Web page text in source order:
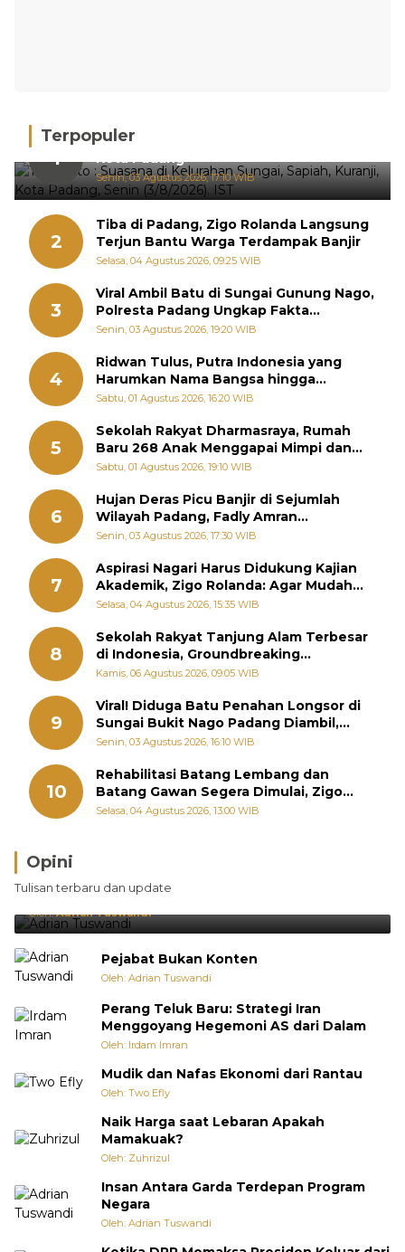
Terpopuler
1
Hujan Deras, 15 Titik Banjir Terdeteksi di
Kota Padang
Senin, 03 Agustus 2026, 17:10 WIB
2
Tiba di Padang, Zigo Rolanda Langsung
Terjun Bantu Warga Terdampak Banjir
Selasa, 04 Agustus 2026, 09:25 WIB
3
Viral Ambil Batu di Sungai Gunung Nago,
Polresta Padang Ungkap Fakta
Sebenarnya
Senin, 03 Agustus 2026, 19:20 WIB
4
Ridwan Tulus, Putra Indonesia yang
Harumkan Nama Bangsa hingga
Diabadikan dalam Buku Jepang
Sabtu, 01 Agustus 2026, 16:20 WIB
5
Sekolah Rakyat Dharmasraya, Rumah
Baru 268 Anak Menggapai Mimpi dan
Memutus Rantai Kemiskinan
Sabtu, 01 Agustus 2026, 19:10 WIB
6
Hujan Deras Picu Banjir di Sejumlah
Wilayah Padang, Fadly Amran
Perintahkan OPD Siaga
Senin, 03 Agustus 2026, 17:30 WIB
7
Aspirasi Nagari Harus Didukung Kajian
Akademik, Zigo Rolanda: Agar Mudah
Diperjuangkan di Kementerian
Selasa, 04 Agustus 2026, 15:35 WIB
8
Sekolah Rakyat Tanjung Alam Terbesar
di Indonesia, Groundbreaking
September
Kamis, 06 Agustus 2026, 09:05 WIB
9
Viral! Diduga Batu Penahan Longsor di
Sungai Bukit Nago Padang Diambil,
Warga Khawatir Bencana Terulang
Senin, 03 Agustus 2026, 16:10 WIB
10
Rehabilitasi Batang Lembang dan
Batang Gawan Segera Dimulai, Zigo
Rolanda Pastikan Proyek Berjalan
Selasa, 04 Agustus 2026, 13:00 WIB
Opini
Tulisan terbaru dan update
Brasil Lebih Diunggulkan, tetapi Jepang Selalu
Punya Cara Membuat Kejutan
Oleh:Adrian Tuswandi
Pejabat Bukan Konten
Oleh: Adrian Tuswandi
Perang Teluk Baru: Strategi Iran
Menggoyang Hegemoni AS dari Dalam
Oleh: Irdam Imran
Mudik dan Nafas Ekonomi dari Rantau
Oleh: Two Efly
Naik Harga saat Lebaran Apakah
Mamakuak?
Oleh: Zuhrizul
Insan Antara Garda Terdepan Program
Negara
Oleh: Adrian Tuswandi